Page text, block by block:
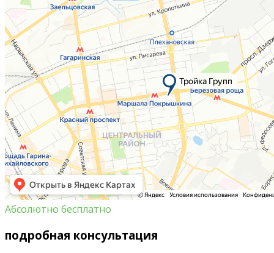
Абсолютно бесплатно
подробная консультация